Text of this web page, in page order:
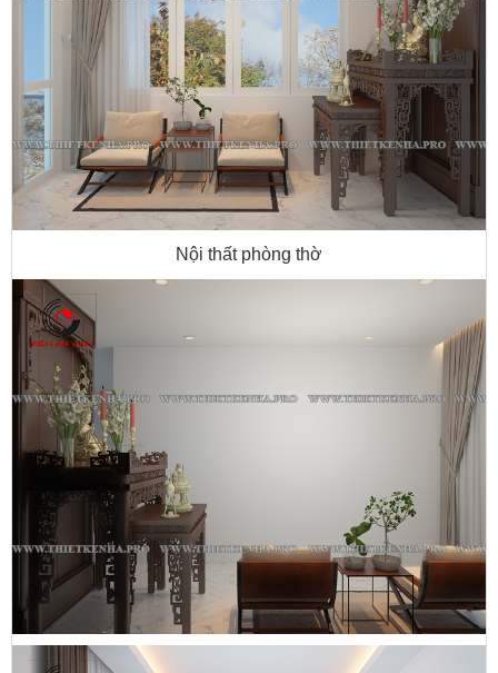
Nội thất phòng thờ